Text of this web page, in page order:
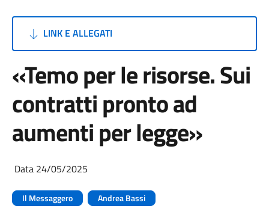
LINK E ALLEGATI
«Temo per le risorse. Sui
contratti pronto ad
aumenti per legge»
Data 24/05/2025
Il Messaggero Andrea Bassi